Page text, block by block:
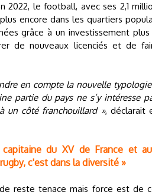
le football, avec ses 2,1
encore dans les quartiers
grâce à un investissement
de nouveaux licenciés et de
en compte la nouvelle
partie du pays ne s’y intéresse
un côté franchouillard », déclarait
du XV de France et
c'est dans la diversité »
reste tenace mais force est de